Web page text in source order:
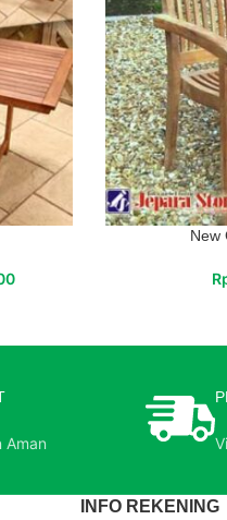
New
Aman
INFO REKENING